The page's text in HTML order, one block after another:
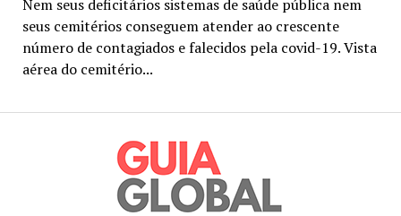
Nem seus deficitários sistemas de saúde pública nem
seus cemitérios conseguem atender ao crescente
número de contagiados e falecidos pela covid-19. Vista
aérea do cemitério...